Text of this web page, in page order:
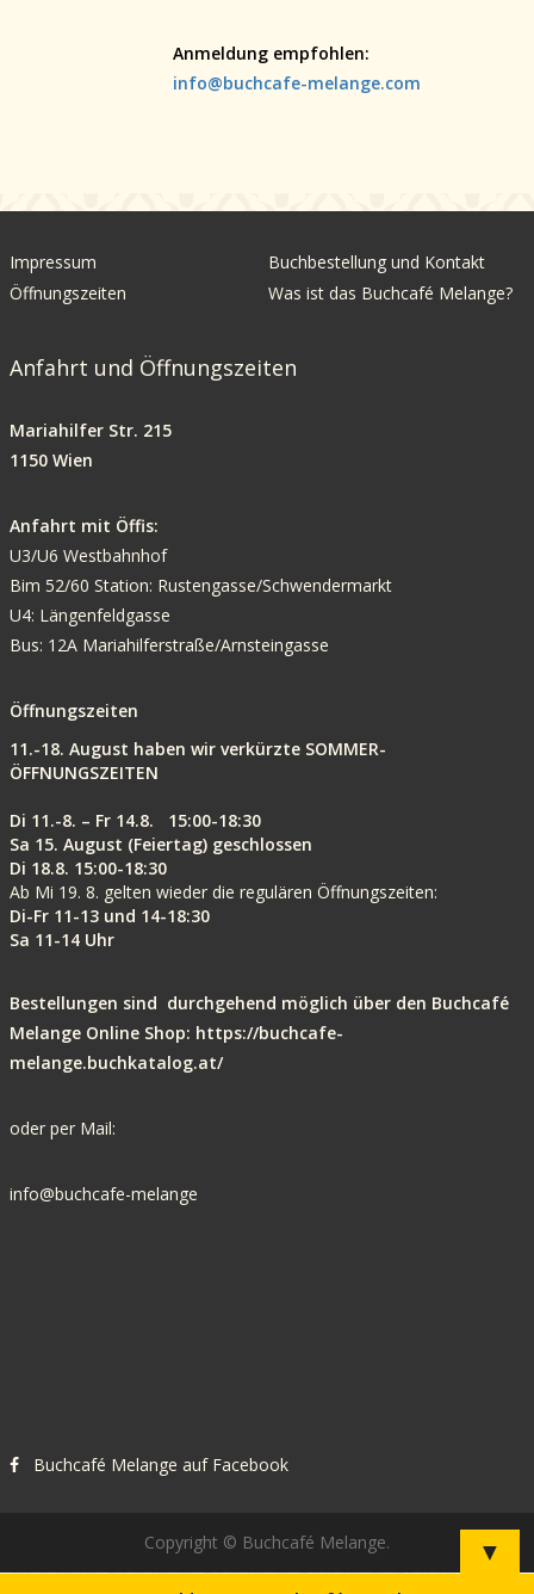
Anmeldung empfohlen:
info@buchcafe-melange.com
Impressum
Öffnungszeiten
Buchbestellung und Kontakt
Was ist das Buchcafé Melange?
Anfahrt und Öffnungszeiten
Mariahilfer Str. 215
1150 Wien
Anfahrt mit Öffis:
U3/U6 Westbahnhof
Bim 52/60 Station: Rustengasse/Schwendermarkt
U4: Längenfeldgasse
Bus: 12A Mariahilferstraße/Arnsteingasse
Öffnungszeiten
11.-18. August haben wir verkürzte SOMMER-
ÖFFNUNGSZEITEN
Di 11.-8. – Fr 14.8. 15:00-18:30
Sa 15. August (Feiertag) geschlossen
Di 18.8. 15:00-18:30
Ab Mi 19. 8. gelten wieder die regulären Öffnungszeiten:
Di-Fr 11-13 und 14-18:30
Sa 11-14 Uhr
Bestellungen sind durchgehend möglich über den Buchcafé
Melange Online Shop: https://buchcafe-
melange.buchkatalog.at/
oder per Mail:
info@buchcafe-melange
Buchcafé Melange auf Facebook
Copyright © Buchcafé Melange. ▼